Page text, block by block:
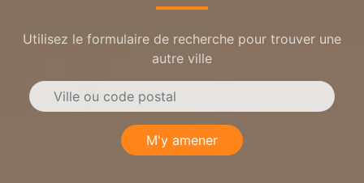
Utilisez le formulaire de recherche pour trouver une
autre ville
M'y amener